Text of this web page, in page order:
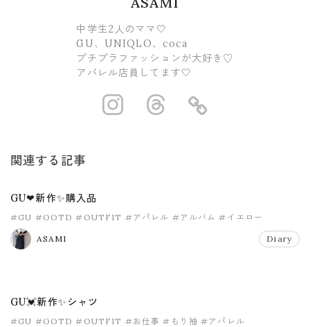
中学生2人のママ🤍
GU、UNIQLO、coca
プチプラファッションが大好き♡
アパレル店員してます🤍
https://https://
関連する記事
GU❤新作✨購入品
#GU #OOTD #OUTFIT #アパレル #アルバム #イエロー
ASAMI Diary
GU💓新作✨シャツ
#GU #OOTD #OUTFIT #お仕事 #もり袖 #アパレル